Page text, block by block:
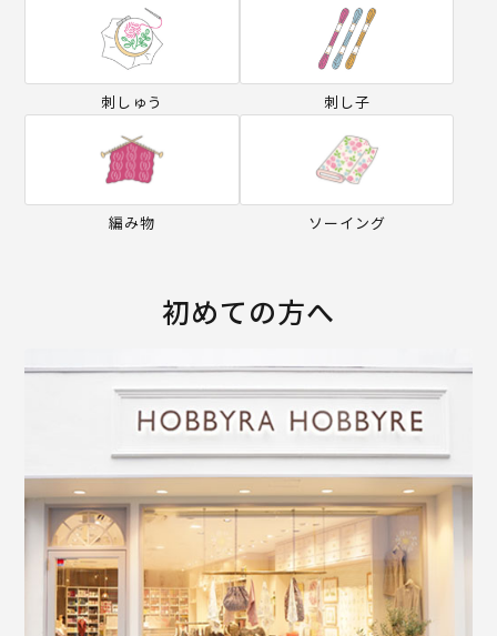
刺しゅう 刺し子
編み物 ソーイング
初めての方へ